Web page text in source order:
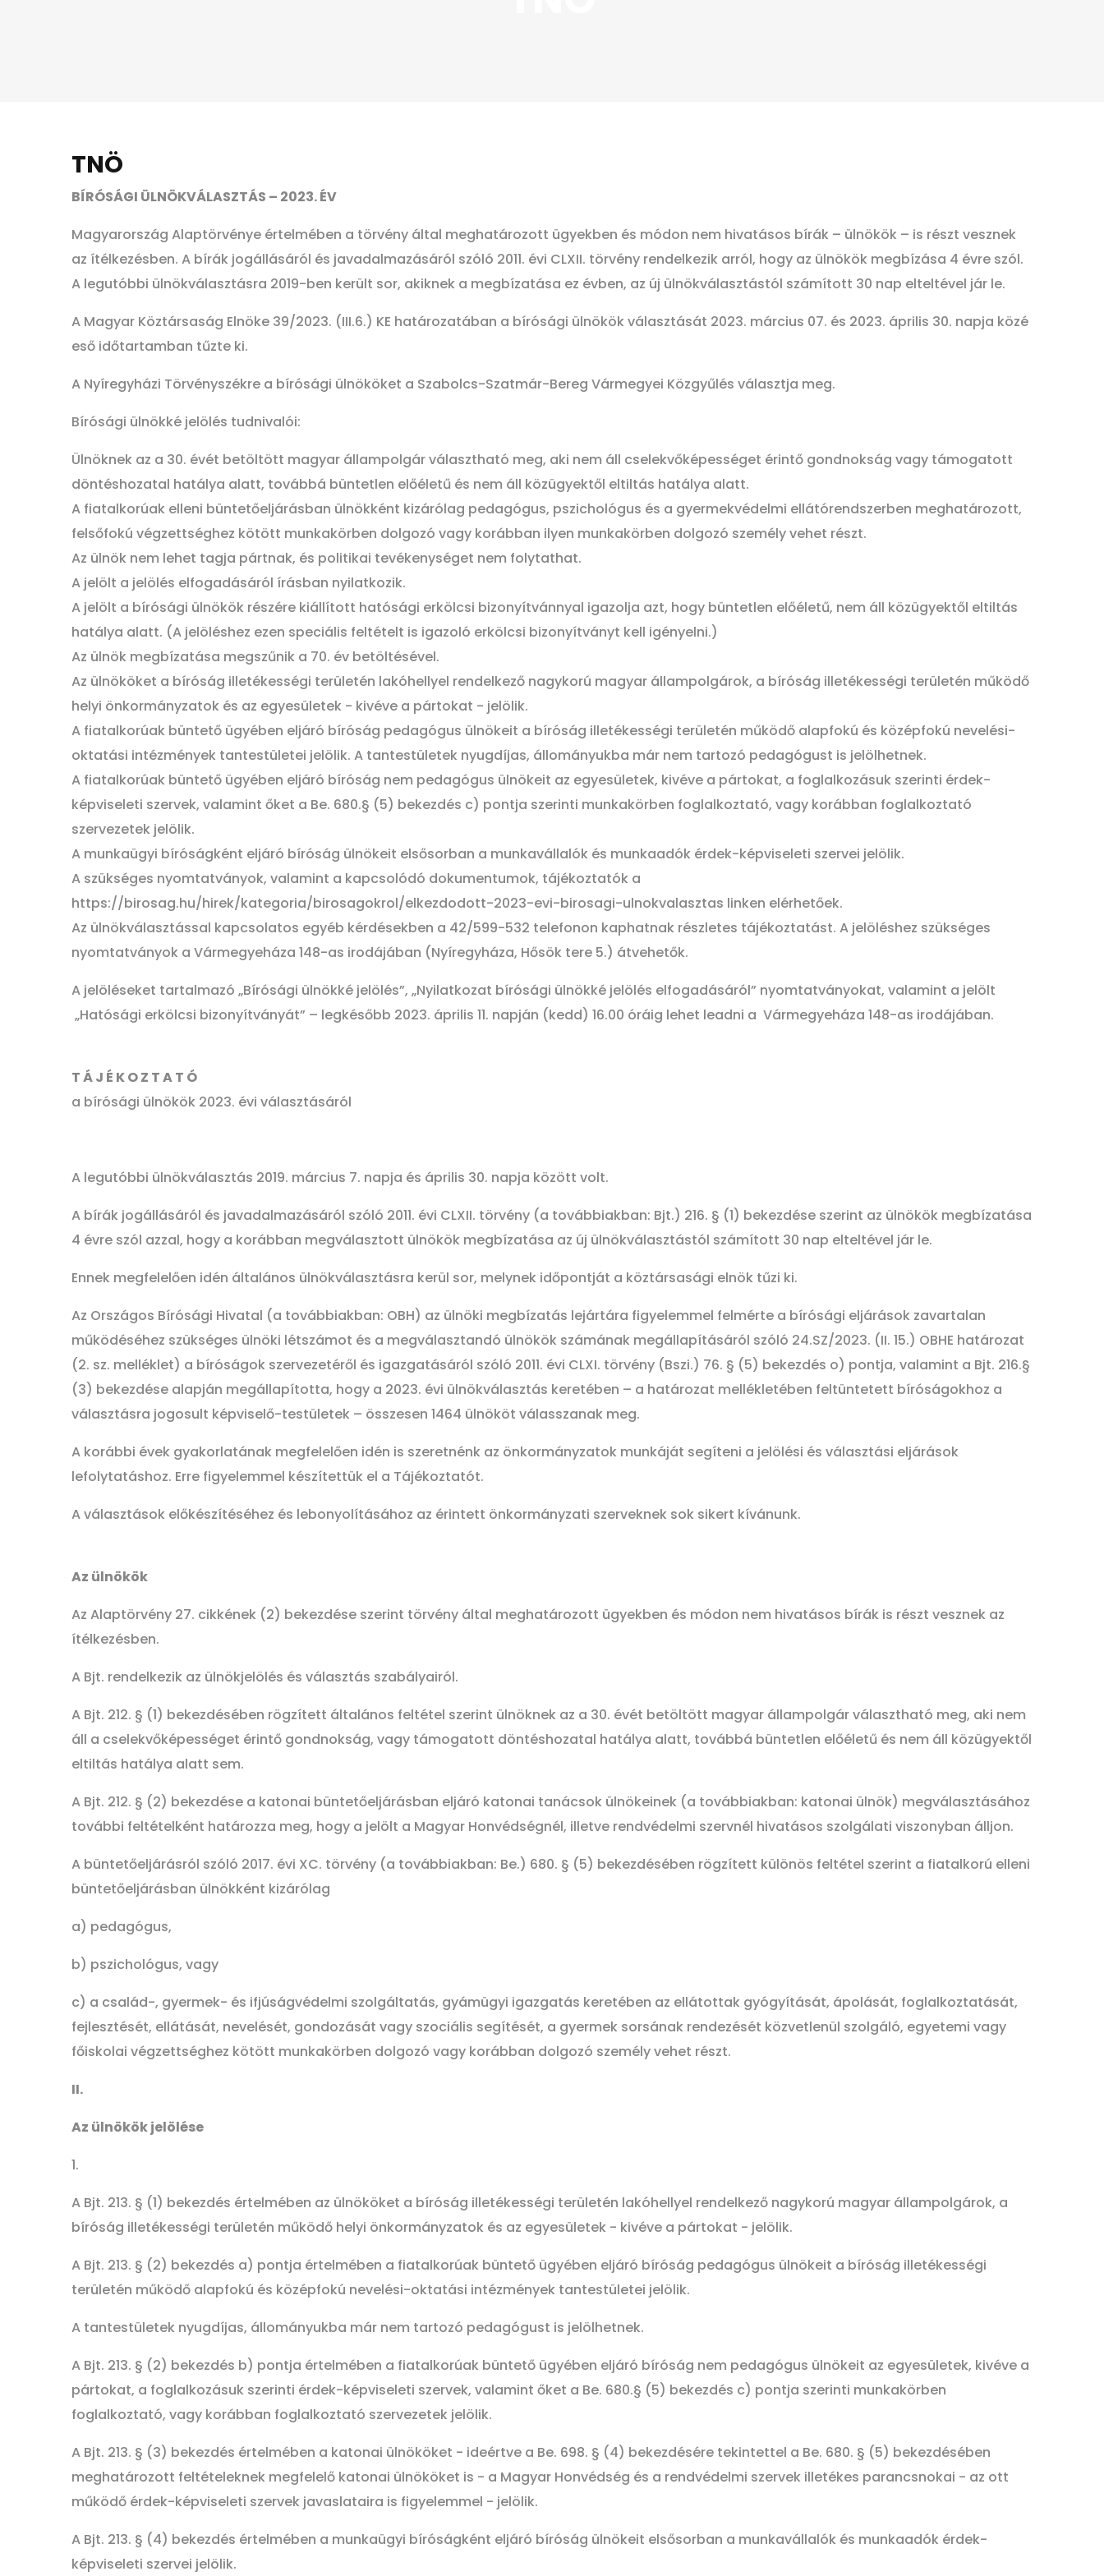
TNÖ
BÍRÓSÁGI ÜLNÖKVÁLASZTÁS – 2023. ÉV
Magyarország Alaptörvénye értelmében a törvény által meghatározott ügyekben és módon nem hivatásos bírák – ülnökök – is részt vesznek
az ítélkezésben. A bírák jogállásáról és javadalmazásáról szóló 2011. évi CLXII. törvény rendelkezik arról, hogy az ülnökök megbízása 4 évre szól.
A legutóbbi ülnökválasztásra 2019-ben került sor, akiknek a megbízatása ez évben, az új ülnökválasztástól számított 30 nap elteltével jár le.
A Magyar Köztársaság Elnöke 39/2023. (III.6.) KE határozatában a bírósági ülnökök választását 2023. március 07. és 2023. április 30. napja közé
eső időtartamban tűzte ki.
A Nyíregyházi Törvényszékre a bírósági ülnököket a Szabolcs-Szatmár-Bereg Vármegyei Közgyűlés választja meg.
Bírósági ülnökké jelölés tudnivalói:
Ülnöknek az a 30. évét betöltött magyar állampolgár választható meg, aki nem áll cselekvőképességet érintő gondnokság vagy támogatott
döntéshozatal hatálya alatt, továbbá büntetlen előéletű és nem áll közügyektől eltiltás hatálya alatt.
A fiatalkorúak elleni büntetőeljárásban ülnökként kizárólag pedagógus, pszichológus és a gyermekvédelmi ellátórendszerben meghatározott,
felsőfokú végzettséghez kötött munkakörben dolgozó vagy korábban ilyen munkakörben dolgozó személy vehet részt.
Az ülnök nem lehet tagja pártnak, és politikai tevékenységet nem folytathat.
A jelölt a jelölés elfogadásáról írásban nyilatkozik.
A jelölt a bírósági ülnökök részére kiállított hatósági erkölcsi bizonyítvánnyal igazolja azt, hogy büntetlen előéletű, nem áll közügyektől eltiltás
hatálya alatt. (A jelöléshez ezen speciális feltételt is igazoló erkölcsi bizonyítványt kell igényelni.)
Az ülnök megbízatása megszűnik a 70. év betöltésével.
Az ülnököket a bíróság illetékességi területén lakóhellyel rendelkező nagykorú magyar állampolgárok, a bíróság illetékességi területén működő
helyi önkormányzatok és az egyesületek - kivéve a pártokat - jelölik.
A fiatalkorúak büntető ügyében eljáró bíróság pedagógus ülnökeit a bíróság illetékességi területén működő alapfokú és középfokú nevelési-
oktatási intézmények tantestületei jelölik. A tantestületek nyugdíjas, állományukba már nem tartozó pedagógust is jelölhetnek.
A fiatalkorúak büntető ügyében eljáró bíróság nem pedagógus ülnökeit az egyesületek, kivéve a pártokat, a foglalkozásuk szerinti érdek-
képviseleti szervek, valamint őket a Be. 680.§ (5) bekezdés c) pontja szerinti munkakörben foglalkoztató, vagy korábban foglalkoztató
szervezetek jelölik.
A munkaügyi bíróságként eljáró bíróság ülnökeit elsősorban a munkavállalók és munkaadók érdek-képviseleti szervei jelölik.
A szükséges nyomtatványok, valamint a kapcsolódó dokumentumok, tájékoztatók a
https://birosag.hu/hirek/kategoria/birosagokrol/elkezdodott-2023-evi-birosagi-ulnokvalasztas linken elérhetőek.
Az ülnökválasztással kapcsolatos egyéb kérdésekben a 42/599-532 telefonon kaphatnak részletes tájékoztatást. A jelöléshez szükséges
nyomtatványok a Vármegyeháza 148-as irodájában (Nyíregyháza, Hősök tere 5.) átvehetők.
A jelöléseket tartalmazó „Bírósági ülnökké jelölés”, „Nyilatkozat bírósági ülnökké jelölés elfogadásáról” nyomtatványokat, valamint a jelölt
„Hatósági erkölcsi bizonyítványát” – legkésőbb 2023. április 11. napján (kedd) 16.00 óráig lehet leadni a Vármegyeháza 148-as irodájában.
T Á J É K O Z T A T Ó
a bírósági ülnökök 2023. évi választásáról
A legutóbbi ülnökválasztás 2019. március 7. napja és április 30. napja között volt.
A bírák jogállásáról és javadalmazásáról szóló 2011. évi CLXII. törvény (a továbbiakban: Bjt.) 216. § (1) bekezdése szerint az ülnökök megbízatása
4 évre szól azzal, hogy a korábban megválasztott ülnökök megbízatása az új ülnökválasztástól számított 30 nap elteltével jár le.
Ennek megfelelően idén általános ülnökválasztásra kerül sor, melynek időpontját a köztársasági elnök tűzi ki.
Az Országos Bírósági Hivatal (a továbbiakban: OBH) az ülnöki megbízatás lejártára figyelemmel felmérte a bírósági eljárások zavartalan
működéséhez szükséges ülnöki létszámot és a megválasztandó ülnökök számának megállapításáról szóló 24.SZ/2023. (II. 15.) OBHE határozat
(2. sz. melléklet) a bíróságok szervezetéről és igazgatásáról szóló 2011. évi CLXI. törvény (Bszi.) 76. § (5) bekezdés o) pontja, valamint a Bjt. 216.§
(3) bekezdése alapján megállapította, hogy a 2023. évi ülnökválasztás keretében – a határozat mellékletében feltüntetett bíróságokhoz a
választásra jogosult képviselő-testületek – összesen 1464 ülnököt válasszanak meg.
A korábbi évek gyakorlatának megfelelően idén is szeretnénk az önkormányzatok munkáját segíteni a jelölési és választási eljárások
lefolytatáshoz. Erre figyelemmel készítettük el a Tájékoztatót.
A választások előkészítéséhez és lebonyolításához az érintett önkormányzati szerveknek sok sikert kívánunk.
Az ülnökök
Az Alaptörvény 27. cikkének (2) bekezdése szerint törvény által meghatározott ügyekben és módon nem hivatásos bírák is részt vesznek az
ítélkezésben.
A Bjt. rendelkezik az ülnökjelölés és választás szabályairól.
A Bjt. 212. § (1) bekezdésében rögzített általános feltétel szerint ülnöknek az a 30. évét betöltött magyar állampolgár választható meg, aki nem
áll a cselekvőképességet érintő gondnokság, vagy támogatott döntéshozatal hatálya alatt, továbbá büntetlen előéletű és nem áll közügyektől
eltiltás hatálya alatt sem.
A Bjt. 212. § (2) bekezdése a katonai büntetőeljárásban eljáró katonai tanácsok ülnökeinek (a továbbiakban: katonai ülnök) megválasztásához
további feltételként határozza meg, hogy a jelölt a Magyar Honvédségnél, illetve rendvédelmi szervnél hivatásos szolgálati viszonyban álljon.
A büntetőeljárásról szóló 2017. évi XC. törvény (a továbbiakban: Be.) 680. § (5) bekezdésében rögzített különös feltétel szerint a fiatalkorú elleni
büntetőeljárásban ülnökként kizárólag
a) pedagógus,
b) pszichológus, vagy
c) a család-, gyermek- és ifjúságvédelmi szolgáltatás, gyámügyi igazgatás keretében az ellátottak gyógyítását, ápolását, foglalkoztatását,
fejlesztését, ellátását, nevelését, gondozását vagy szociális segítését, a gyermek sorsának rendezését közvetlenül szolgáló, egyetemi vagy
főiskolai végzettséghez kötött munkakörben dolgozó vagy korábban dolgozó személy vehet részt.
II.
Az ülnökök jelölése
1.
A Bjt. 213. § (1) bekezdés értelmében az ülnököket a bíróság illetékességi területén lakóhellyel rendelkező nagykorú magyar állampolgárok, a
bíróság illetékességi területén működő helyi önkormányzatok és az egyesületek - kivéve a pártokat - jelölik.
A Bjt. 213. § (2) bekezdés a) pontja értelmében a fiatalkorúak büntető ügyében eljáró bíróság pedagógus ülnökeit a bíróság illetékességi
területén működő alapfokú és középfokú nevelési-oktatási intézmények tantestületei jelölik.
A tantestületek nyugdíjas, állományukba már nem tartozó pedagógust is jelölhetnek.
A Bjt. 213. § (2) bekezdés b) pontja értelmében a fiatalkorúak büntető ügyében eljáró bíróság nem pedagógus ülnökeit az egyesületek, kivéve a
pártokat, a foglalkozásuk szerinti érdek-képviseleti szervek, valamint őket a Be. 680.§ (5) bekezdés c) pontja szerinti munkakörben
foglalkoztató, vagy korábban foglalkoztató szervezetek jelölik.
A Bjt. 213. § (3) bekezdés értelmében a katonai ülnököket - ideértve a Be. 698. § (4) bekezdésére tekintettel a Be. 680. § (5) bekezdésében
meghatározott feltételeknek megfelelő katonai ülnököket is - a Magyar Honvédség és a rendvédelmi szervek illetékes parancsnokai - az ott
működő érdek-képviseleti szervek javaslataira is figyelemmel - jelölik.
A Bjt. 213. § (4) bekezdés értelmében a munkaügyi bíróságként eljáró bíróság ülnökeit elsősorban a munkavállalók és munkaadók érdek-
képviseleti szervei jelölik.